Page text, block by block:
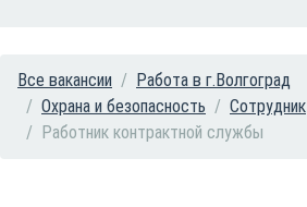
Все вакансии
Работа в г.Волгоград
Охрана и безопасность
Сотрудник
Работник контрактной службы